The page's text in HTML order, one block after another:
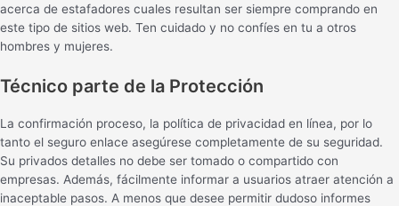
acerca de estafadores cuales resultan ser siempre comprando en
este tipo de sitios web. Ten cuidado y no confíes en tu a otros
hombres y mujeres.
Técnico parte de la Protección
La confirmación proceso, la política de privacidad en línea, por lo
tanto el seguro enlace asegúrese completamente de su seguridad.
Su privados detalles no debe ser tomado o compartido con
empresas. Además, fácilmente informar a usuarios atraer atención a
inaceptable pasos. A menos que desee permitir dudoso informes